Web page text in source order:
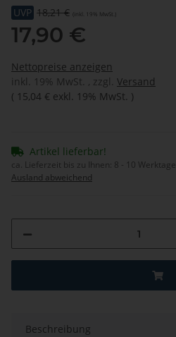
UVP 18,21 € (inkl. 19% MwSt.)
17,90 €
Nettopreise anzeigen
inkl. 19% MwSt. , zzgl. Versand
( 15,04 € exkl. 19% MwSt. )
Artikel lieferbar!
ca. Lieferzeit bis zu Ihnen: 8 - 10 Werktage
Ausland abweichend
Beschreibung